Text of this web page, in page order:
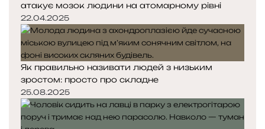
атакує мозок людини на атомарному рівні
22.04.2025
Як правильно називати людей з низьким
зростом: просто про складне
25.08.2025